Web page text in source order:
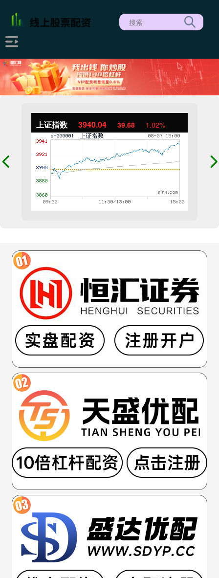
上证指数 3940.04 39.68 1.02%